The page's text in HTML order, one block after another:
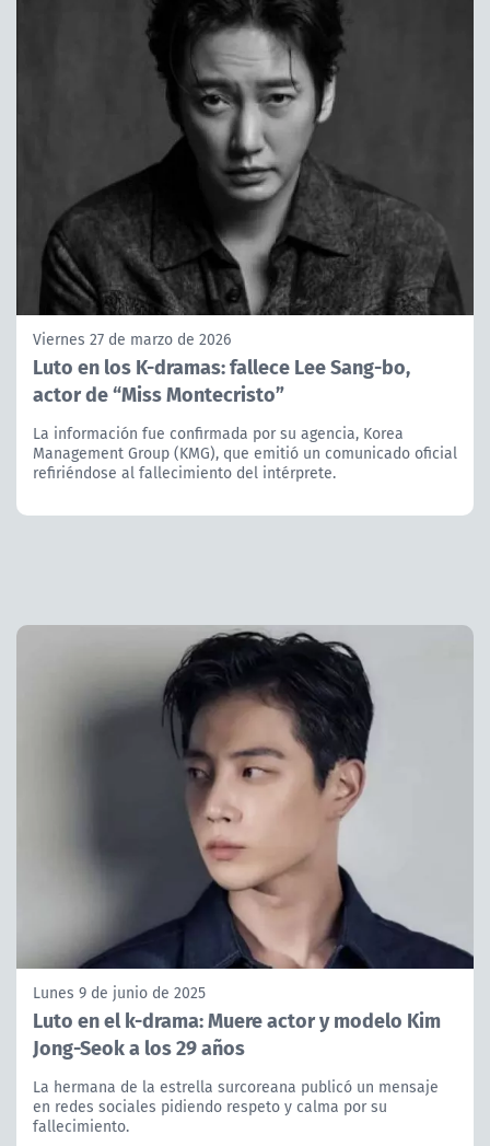
Viernes 27 de marzo de 2026
Luto en los K-dramas: fallece Lee Sang-bo,
actor de “Miss Montecristo”
La información fue confirmada por su agencia, Korea
Management Group (KMG), que emitió un comunicado oficial
refiriéndose al fallecimiento del intérprete.
Lunes 9 de junio de 2025
Luto en el k-drama: Muere actor y modelo Kim
Jong-Seok a los 29 años
La hermana de la estrella surcoreana publicó un mensaje
en redes sociales pidiendo respeto y calma por su
fallecimiento.